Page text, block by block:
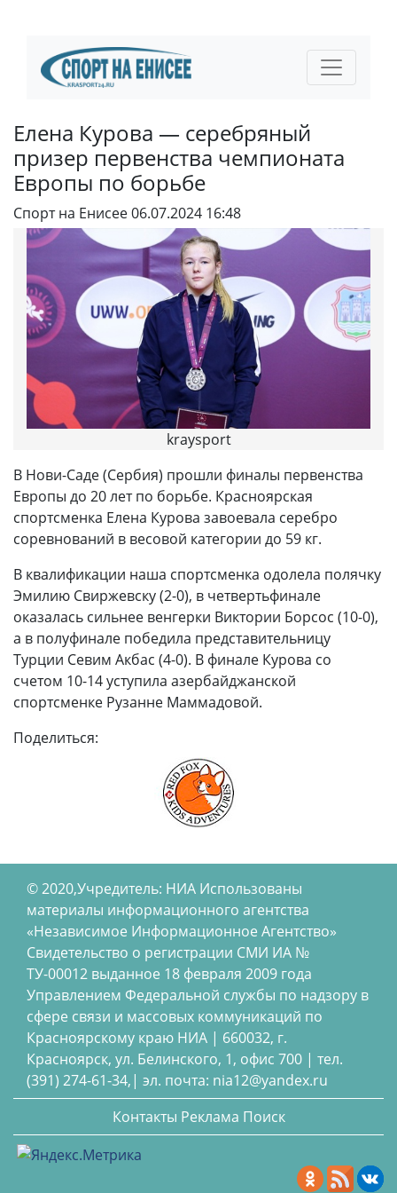
Елена Курова — серебряный
призер первенства чемпионата
Европы по борьбе
Спорт на Енисее06.07.2024 16:48
kraysport
В Нови-Саде (Сербия) прошли финалы первенства
Европы до 20 лет по борьбе. Красноярская
спортсменка Елена Курова завоевала серебро
соревнований в весовой категории до 59 кг.
В квалификации наша спортсменка одолела полячку
Эмилию Свиржевску (2-0), в четвертьфинале
оказалась сильнее венгерки Виктории Борсос (10-0),
а в полуфинале победила представительницу
Турции Севим Акбас (4-0). В финале Курова со
счетом 10-14 уступила азербайджанской
спортсменке Рузанне Маммадовой.
Поделиться:
© 2020,Учредитель: НИА Использованы
материалы информационного агентства
«Независимое Информационное Агентство»
Свидетельство о регистрации СМИ ИА №
ТУ-00012 выданное 18 февраля 2009 года
Управлением Федеральной службы по надзору в
сфере связи и массовых коммуникаций по
Красноярскому краю НИА | 660032, г.
Красноярск, ул. Белинского, 1, офис 700 | тел.
(391) 274-61-34,| эл. почта: nia12@yandex.ru
Контакты Реклама Поиск